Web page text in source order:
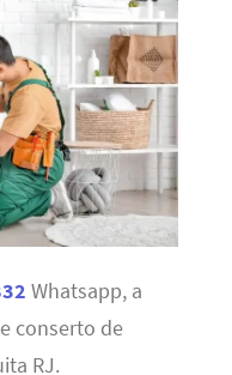
Whatsapp, a
conserto de
RJ.